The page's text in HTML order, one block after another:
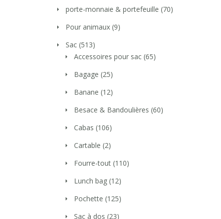
porte-monnaie & portefeuille (70)
Pour animaux (9)
Sac (513)
Accessoires pour sac (65)
Bagage (25)
Banane (12)
Besace & Bandoulières (60)
Cabas (106)
Cartable (2)
Fourre-tout (110)
Lunch bag (12)
Pochette (125)
Sac à dos (23)